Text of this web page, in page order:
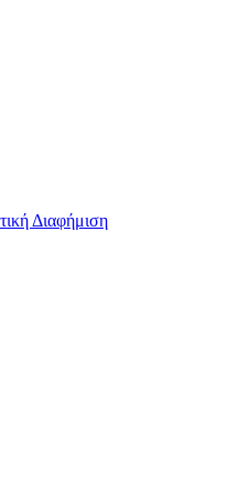
Διαφήμιση